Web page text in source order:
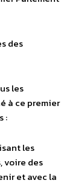
des
les
à ce premier
:
les
voire des
et avec la